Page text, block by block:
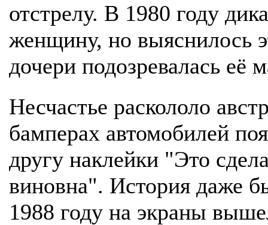
отстрелу. В 1980 году
женщину, но выяснилось
дочери подозревалась её
Несчастье раскололо
бамперах автомобилей
другу наклейки "Это
виновна". История даже
1988 году на экраны